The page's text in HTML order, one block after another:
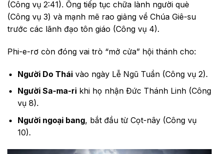
(Công vụ 2:41). Ông tiếp tục chữa lành người què
(Công vụ 3) và mạnh mẽ rao giảng về Chúa Giê-su
trước các lãnh đạo tôn giáo (Công vụ 4).
Phi-e-rơ còn đóng vai trò “mở cửa” hội thánh cho:
Người Do Tháivào ngày Lễ Ngũ Tuần (Công vụ 2).
Người Sa-ma-rikhi họ nhận Đức Thánh Linh (Công
vụ 8).
Người ngoại bang, bắt đầu từ Cọt-nây (Công vụ
10).